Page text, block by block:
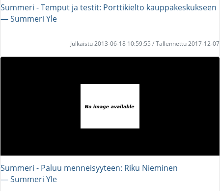
Summeri - Temput ja testit: Porttikielto kauppakeskukseen
― Summeri Yle
Julkaistu 2013-06-18 10:59:55 / Tallennettu 2017-12-07
Summeri - Paluu menneisyyteen: Riku Nieminen
― Summeri Yle